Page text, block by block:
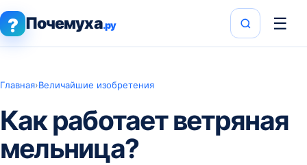
? Почемуха.ру ☰
Главная›Величайшие изобретения
Как работает ветряная
мельница?